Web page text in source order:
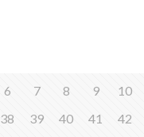
6 7 8 9 10
38 39 40 41 42